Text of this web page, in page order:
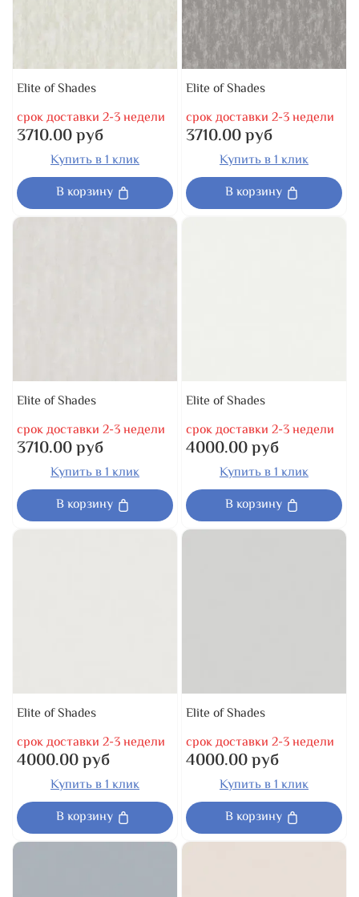
Elite of Shades
срок доставки 2-3 недели
3710.00 руб
Купить в 1 клик
В корзину
Elite of Shades
срок доставки 2-3 недели
3710.00 руб
Купить в 1 клик
В корзину
Elite of Shades
срок доставки 2-3 недели
3710.00 руб
Купить в 1 клик
В корзину
Elite of Shades
срок доставки 2-3 недели
4000.00 руб
Купить в 1 клик
В корзину
Elite of Shades
срок доставки 2-3 недели
4000.00 руб
Купить в 1 клик
В корзину
Elite of Shades
срок доставки 2-3 недели
4000.00 руб
Купить в 1 клик
В корзину